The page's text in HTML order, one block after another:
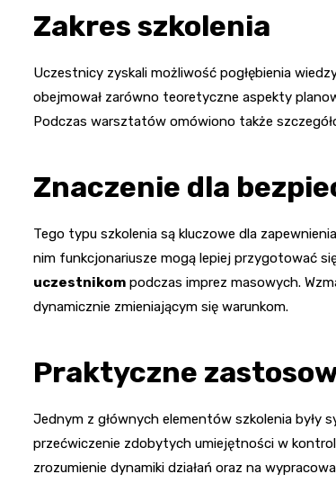
Zakres szkolenia
Uczestnicy zyskali możliwość pogłębienia
obejmował zarówno teoretyczne aspekty
Podczas warsztatów omówiono także
Znaczenie dla
Tego typu szkolenia są kluczowe dla
nim funkcjonariusze mogą lepiej przygotować
uczestnikom podczas imprez masowych.
dynamicznie zmieniającym się warunkom.
Praktyczne
Jednym z głównych elementów szkolenia były
przećwiczenie zdobytych umiejętności w
zrozumienie dynamiki działań oraz na